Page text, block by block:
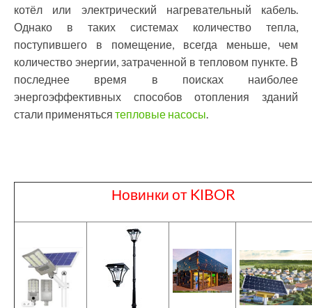
котёл или электрический нагревательный кабель.
Однако в таких системах количество тепла,
поступившего в помещение, всегда меньше, чем
количество энергии, затраченной в тепловом пункте. В
последнее время в поисках наиболее
энергоэффективных способов отопления зданий
стали применяться тепловые насосы.
Новинки от KIBOR